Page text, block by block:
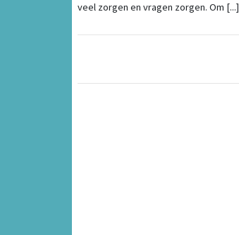
veel zorgen en vragen zorgen. Om [...]